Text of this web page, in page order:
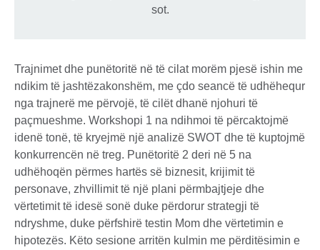
sot.
Trajnimet dhe punëtoritë në të cilat morëm pjesë ishin me
ndikim të jashtëzakonshëm, me çdo seancë të udhëhequr
nga trajnerë me përvojë, të cilët dhanë njohuri të
paçmueshme. Workshopi 1 na ndihmoi të përcaktojmë
idenë tonë, të kryejmë një analizë SWOT dhe të kuptojmë
konkurrencën në treg. Punëtoritë 2 deri në 5 na
udhëhoqën përmes hartës së biznesit, krijimit të
personave, zhvillimit të një plani përmbajtjeje dhe
vërtetimit të idesë sonë duke përdorur strategji të
ndryshme, duke përfshirë testin Mom dhe vërtetimin e
hipotezës. Këto sesione arritën kulmin me përditësimin e